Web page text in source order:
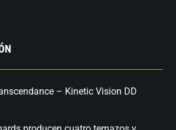
– Kinetic Vision DD